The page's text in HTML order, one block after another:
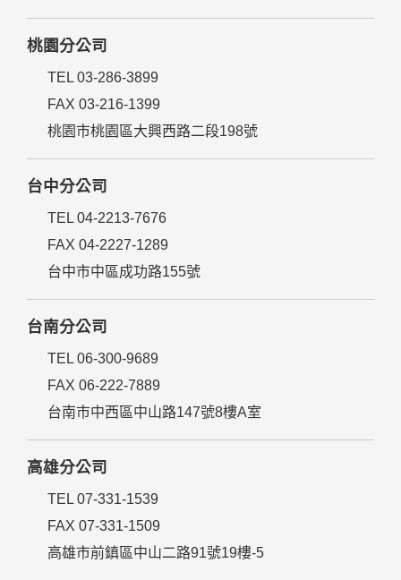
桃園分公司
TEL 03-286-3899
FAX 03-216-1399
桃園市桃園區大興西路二段198號
台中分公司
TEL 04-2213-7676
FAX 04-2227-1289
台中市中區成功路155號
台南分公司
TEL 06-300-9689
FAX 06-222-7889
台南市中西區中山路147號8樓A室
高雄分公司
TEL 07-331-1539
FAX 07-331-1509
高雄市前鎮區中山二路91號19樓-5